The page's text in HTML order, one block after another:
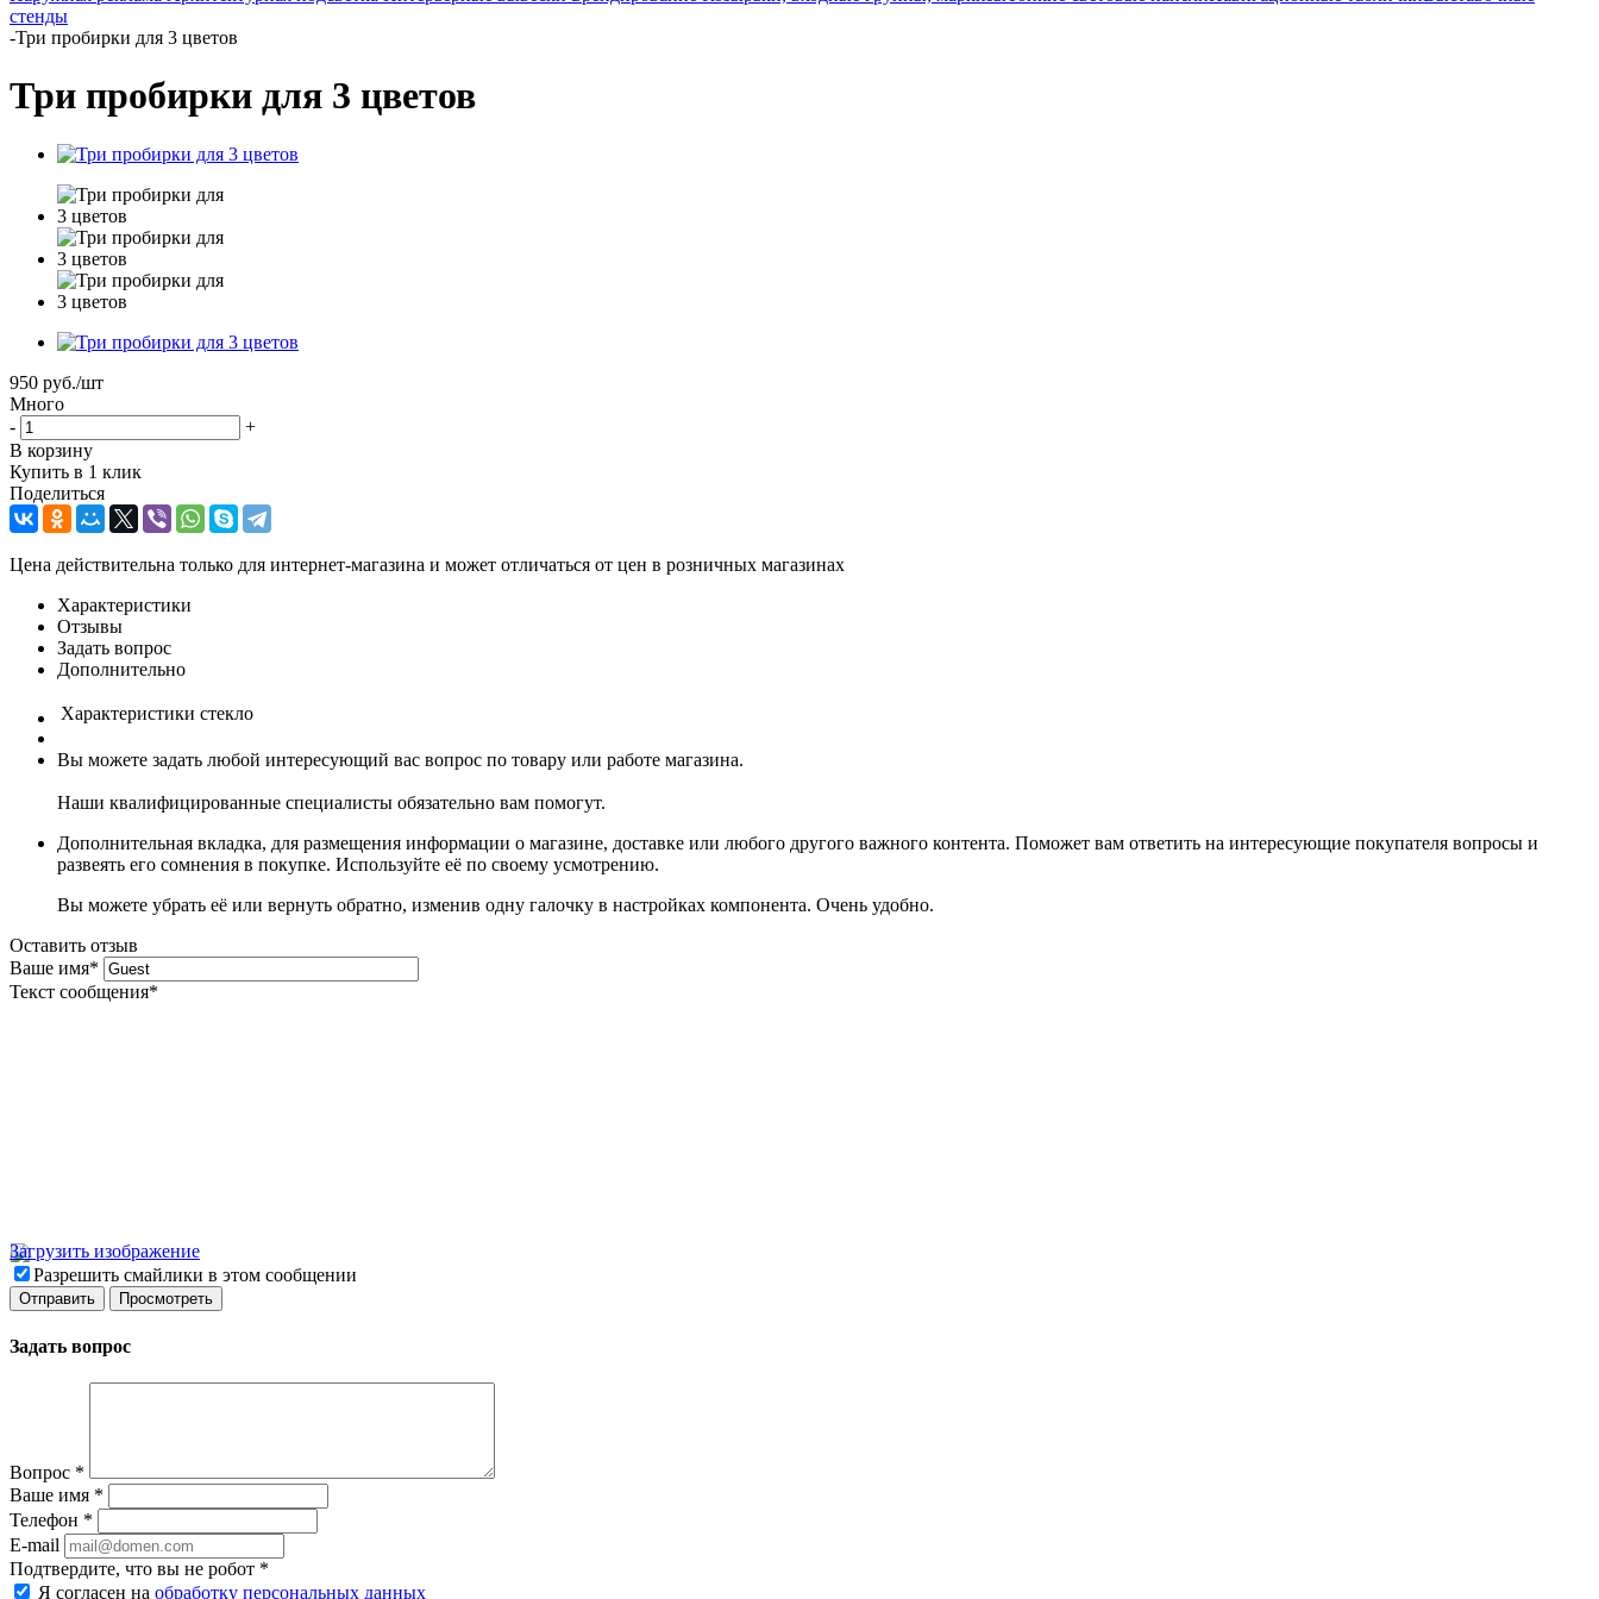
стенды
-Три пробирки для 3 цветов
Три пробирки для 3 цветов
950 руб./шт
Много
-
+
В корзину
Купить в 1 клик
Поделиться
Цена действительна только для интернет-магазина и может отличаться от цен в розничных магазинах
Характеристики
Отзывы
Задать вопрос
Дополнительно
Характеристики стекло
Вы можете задать любой интересующий вас вопрос по товару или работе магазина.
Наши квалифицированные специалисты обязательно вам помогут.
Дополнительная вкладка, для размещения информации о магазине, доставке или любого другого важного контента. Поможет вам ответить на интересующие покупателя вопросы и
развеять его сомнения в покупке. Используйте её по своему усмотрению.
Вы можете убрать её или вернуть обратно, изменив одну галочку в настройках компонента. Очень удобно.
Оставить отзыв
Ваше имя*
Текст сообщения*
Загрузить изображение
Разрешить смайлики в этом сообщении
Задать вопрос
Вопрос *
Ваше имя *
Телефон *
E-mail
Подтвердите, что вы не робот *
Я согласен на обработку персональных данных